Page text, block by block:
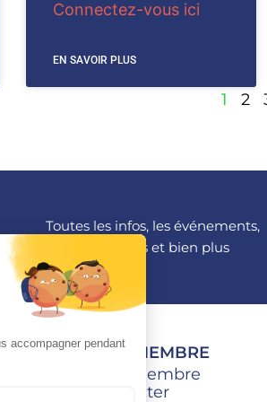
Connectez-vous ici
EN SAVOIR PLUS
1 2
Toutes les infos, les événements,
les conférences et bien plus
ESPACE MEMBRE
Devenir Membre
Se connecter